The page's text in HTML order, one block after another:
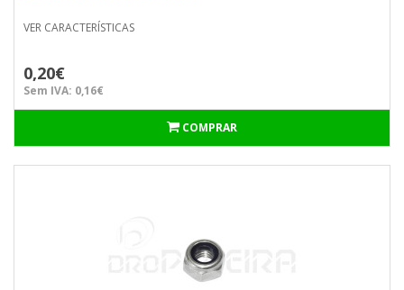
VER CARACTERÍSTICAS
0,20€
Sem IVA: 0,16€
COMPRAR